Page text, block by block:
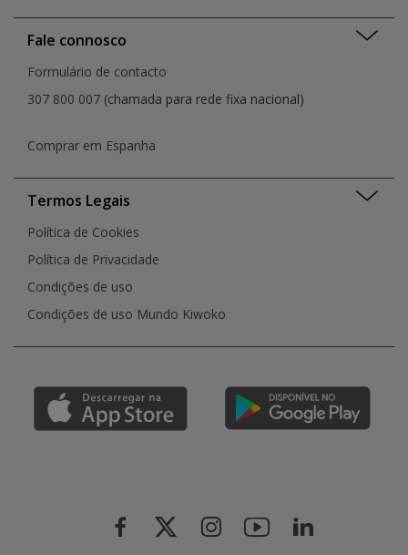
Fale connosco
Formulário de contacto
307 800 007 (chamada para rede fixa nacional)
Comprar em Espanha
Termos Legais
Política de Cookies
Política de Privacidade
Condições de uso
Condições de uso Mundo Kiwoko